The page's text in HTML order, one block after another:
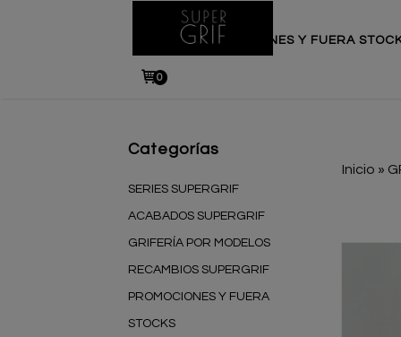
PROMOCIONES Y FUERA
0
Categorías
SERIES SUPERGRIF
ACABADOS SUPERGRIF
GRIFERÍA POR MODELOS
RECAMBIOS SUPERGRIF
PROMOCIONES Y FUERA
STOCKS
Inicio »